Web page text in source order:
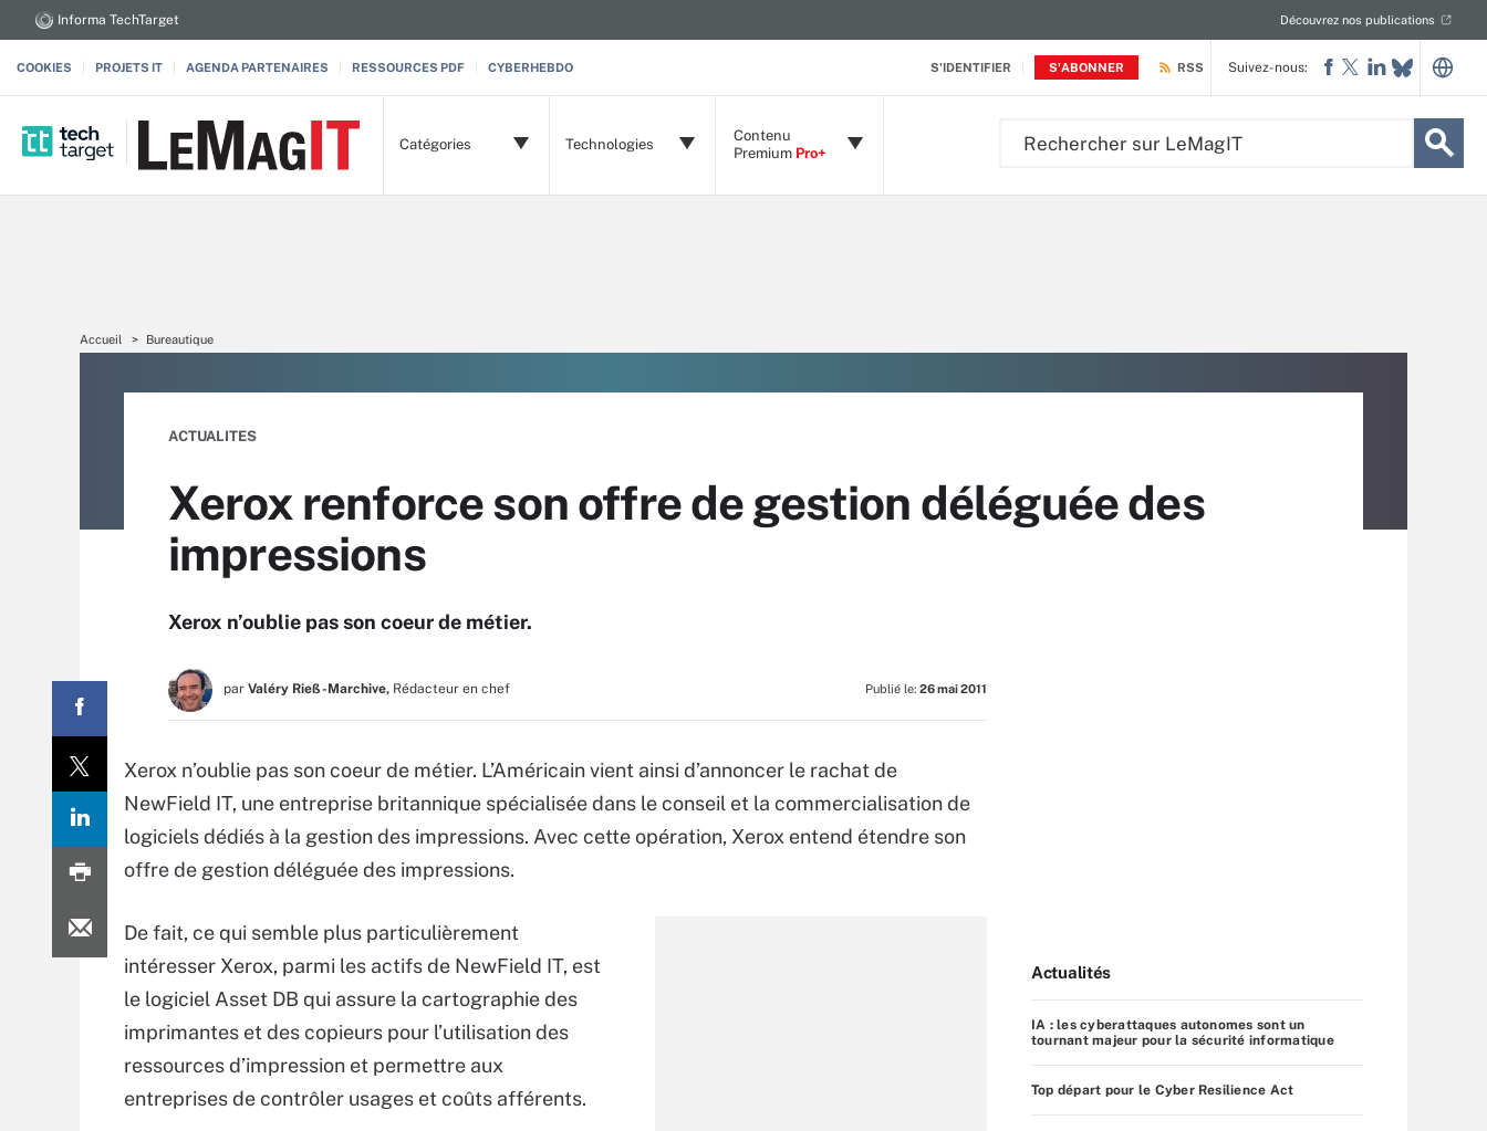
S'IDENTIFIER S'ABONNER
Informa TechTarget Découvrez nos publications
COOKIES PROJETS IT AGENDA PARTENAIRES RESSOURCES PDF CYBERHEBDO RSS
Catégories Technologies
Contenu
Premium Pro+
Suivez-nous:
Accueil Bureautique
ACTUALITES
Xerox renforce son offre de gestion déléguée des
impressions
Xerox n’oublie pas son coeur de métier.
par Valéry Rieß-Marchive, Rédacteur en chef Publié le: 26 mai 2011
Xerox n’oublie pas son coeur de métier. L’Américain vient ainsi d’annoncer le rachat de
NewField IT, une entreprise britannique spécialisée dans le conseil et la commercialisation de
logiciels dédiés à la gestion des impressions. Avec cette opération, Xerox entend étendre son
offre de gestion déléguée des impressions.
De fait, ce qui semble plus particulièrement
intéresser Xerox, parmi les actifs de NewField IT, est
le logiciel Asset DB qui assure la cartographie des
imprimantes et des copieurs pour l’utilisation des
ressources d’impression et permettre aux
entreprises de contrôler usages et coûts afférents.
Actualités
IA : les cyberattaques autonomes sont un
tournant majeur pour la sécurité informatique
Top départ pour le Cyber Resilience Act